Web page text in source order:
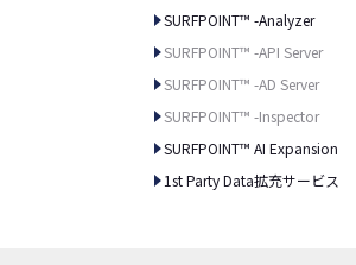
SURFPOINT™ -Analyzer
SURFPOINT™ -API Server
SURFPOINT™ -AD Server
SURFPOINT™ -Inspector
SURFPOINT™ AI Expansion
1st Party Data拡充サービス